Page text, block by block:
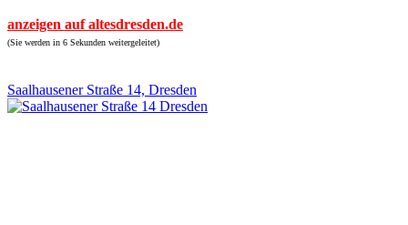
anzeigen auf altesdresden.de
(Sie werden in 6 Sekunden weitergeleitet)
Saalhausener Straße 14, Dresden